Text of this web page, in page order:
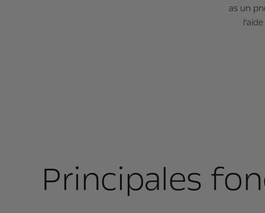
as un
Principales